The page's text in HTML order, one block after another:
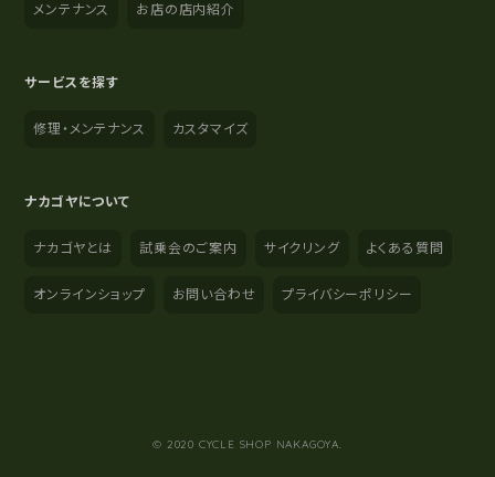
メンテナンス お店の店内紹介
サービスを探す
修理・メンテナンス カスタマイズ
ナカゴヤについて
ナカゴヤとは 試乗会のご案内 サイクリング よくある質問
オンラインショップ お問い合わせ プライバシーポリシー
© 2020 CYCLE SHOP NAKAGOYA.